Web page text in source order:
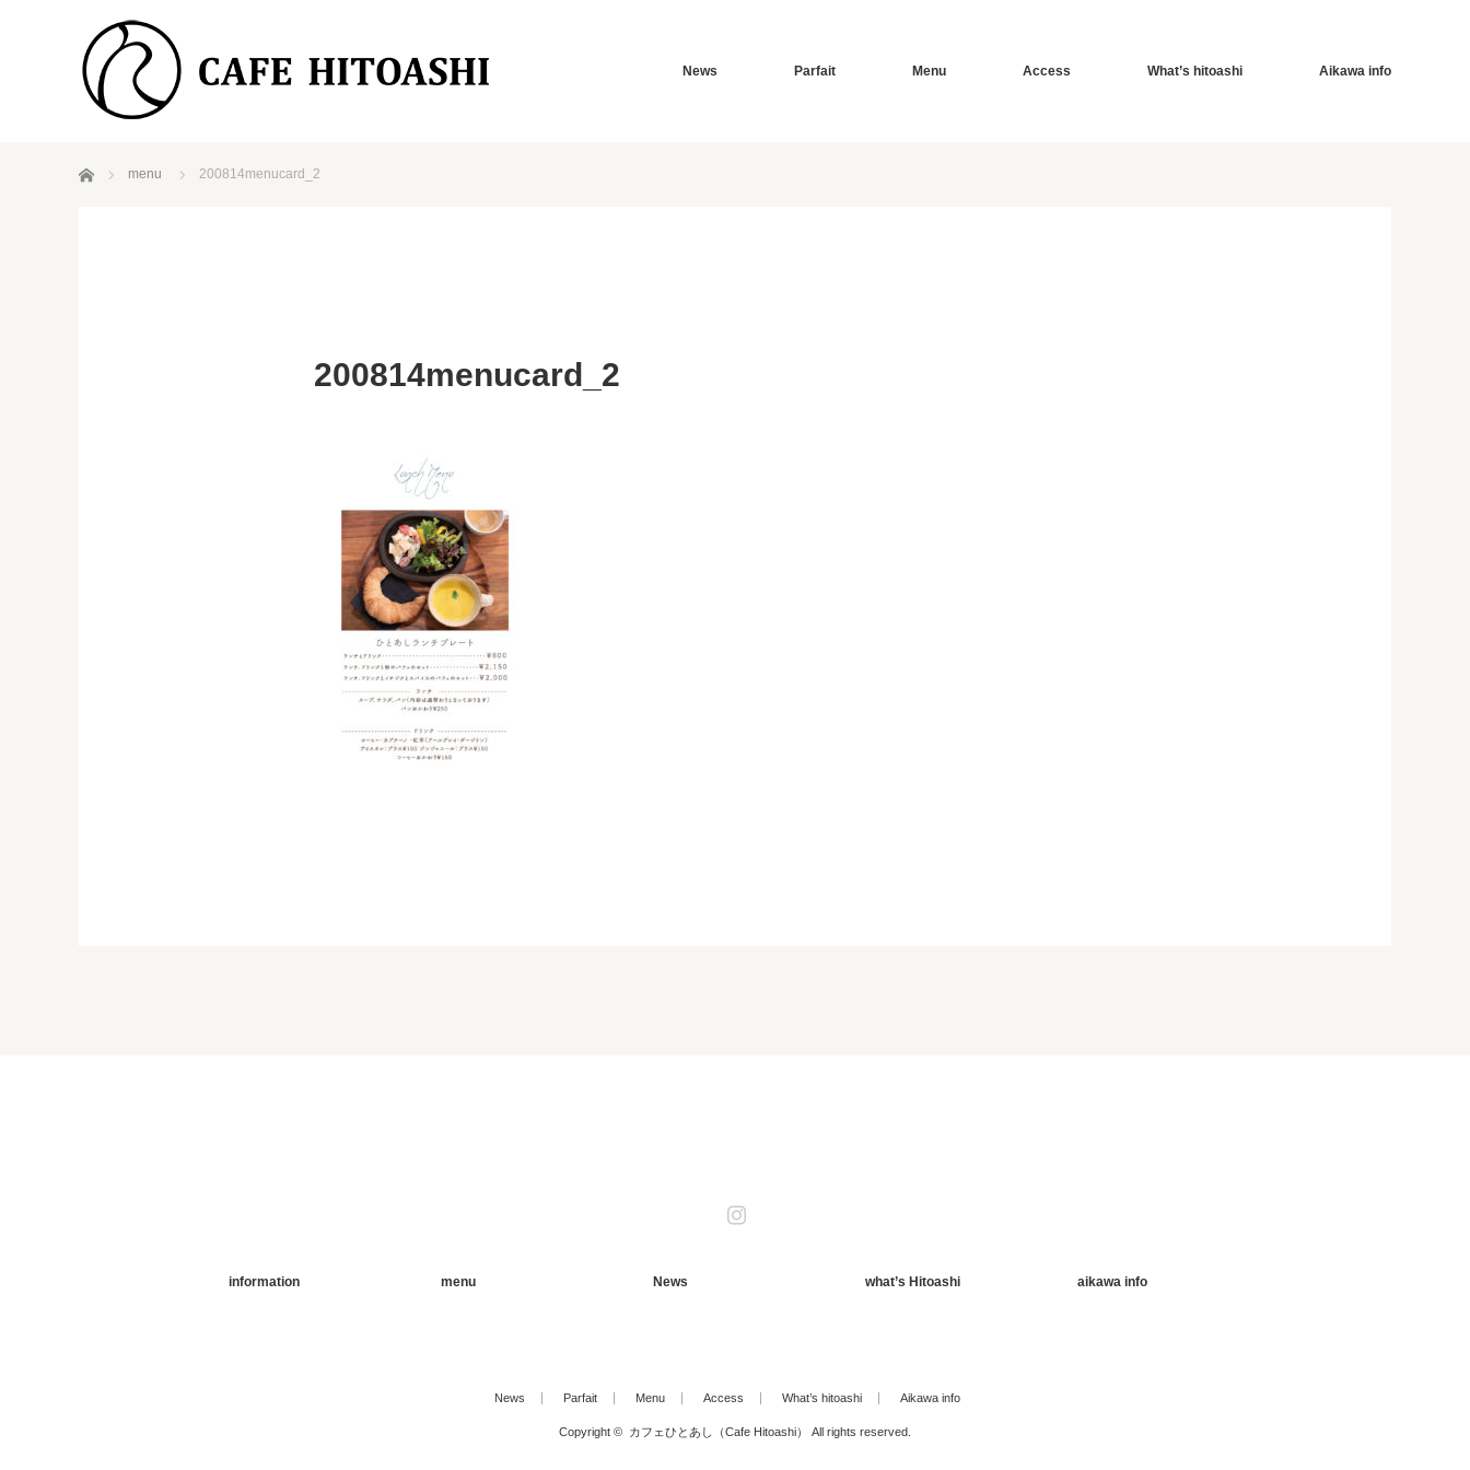
News Parfait Menu Access What’s hitoashi Aikawa info
ホーム menu 200814menucard_2
200814menucard_2
information menu News what’s Hitoashi aikawa info
News Parfait Menu Access What’s hitoashi Aikawa info
Copyright © カフェひとあし（Cafe Hitoashi） All rights reserved.